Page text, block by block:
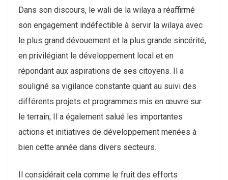
Dans son discours, le wali de la wilaya a réaffirmé
son engagement indéfectible à servir la wilaya avec
le plus grand dévouement et la plus grande sincérité,
en privilégiant le développement local et en
répondant aux aspirations de ses citoyens. Il a
souligné sa vigilance constante quant au suivi des
différents projets et programmes mis en œuvre sur
le terrain; Il a également salué les importantes
actions et initiatives de développement menées à
bien cette année dans divers secteurs.
Il considérait cela comme le fruit des efforts